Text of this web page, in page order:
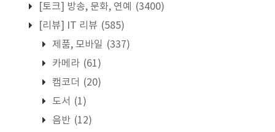
[토크] 방송, 문화, 연예
(3400)
[리뷰] IT 리뷰 (585)
제품, 모바일 (337)
카메라 (61)
캠코더 (20)
도서 (1)
음반 (12)